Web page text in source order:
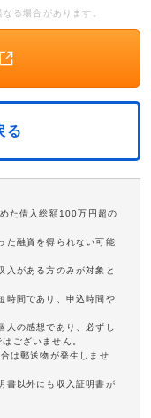
る場合があります。
る
た借入総額100万円超の
た融資を得られない可能
入がある方のみが対象と
時間であり、申込時間や
の感想であり、必ずし
ございません。
は郵送物が発生しませ
書以外にも収入証明書が